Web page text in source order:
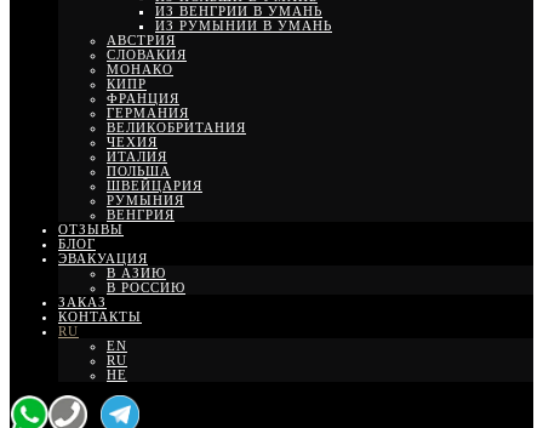
ИЗ ВЕНГРИИ В УМАНЬ
ИЗ РУМЫНИИ В УМАНЬ
АВСТРИЯ
СЛОВАКИЯ
МОНАКО
КИПР
ФРАНЦИЯ
ГЕРМАНИЯ
ВЕЛИКОБРИТАНИЯ
ЧЕХИЯ
ИТАЛИЯ
ПОЛЬША
ШВЕЙЦАРИЯ
РУМЫНИЯ
ВЕНГРИЯ
ОТЗЫВЫ
БЛОГ
ЭВАКУАЦИЯ
В АЗИЮ
В РОССИЮ
ЗАКАЗ
КОНТАКТЫ
RU
EN
RU
HE